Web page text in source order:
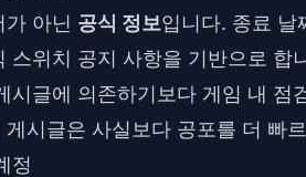
아닌 공식 정보입니다. 종료 날
스위치 공지 사항을 기반으로 합
시글에 의존하기보다 게임 내
시글은 사실보다 공포를 더 빠
정